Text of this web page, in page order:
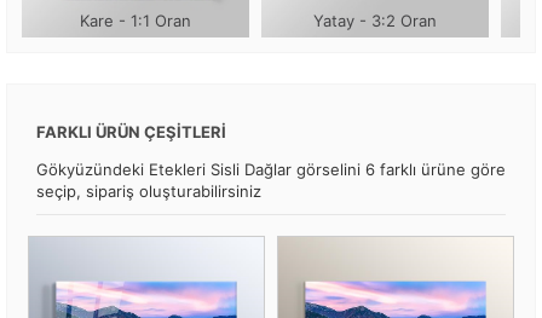
Kare - 1:1 Oran Yatay - 3:2 Oran
FARKLI ÜRÜN ÇEŞİTLERİ
Gökyüzündeki Etekleri Sisli Dağlar görselini 6 farklı ürüne göre
seçip, sipariş oluşturabilirsiniz